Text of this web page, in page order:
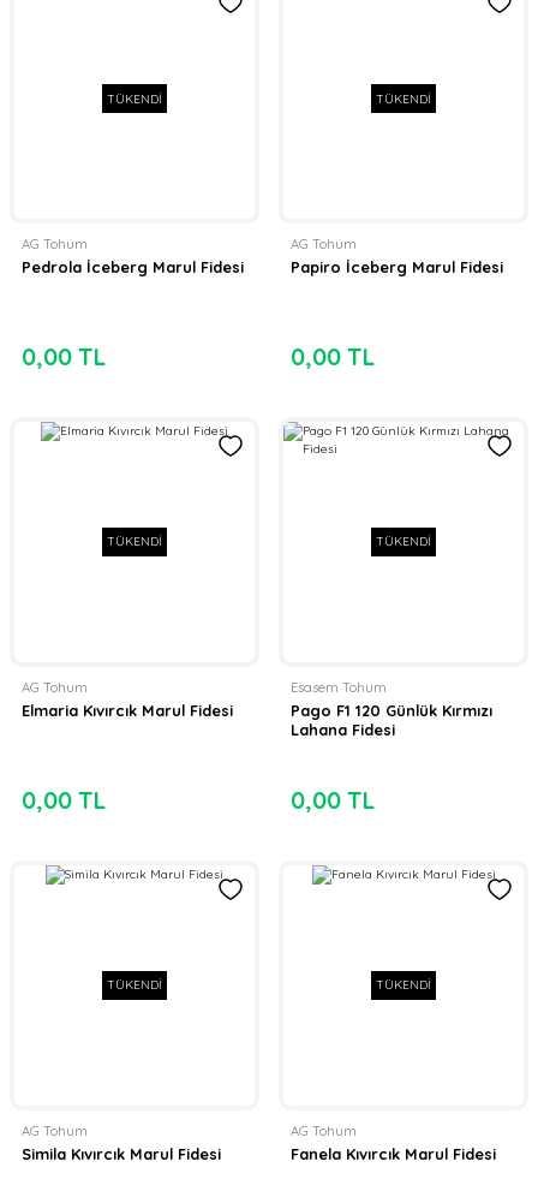
TÜKENDİ
AG Tohum
Pedrola İceberg Marul Fidesi
0,00 TL
TÜKENDİ
AG Tohum
Papiro İceberg Marul Fidesi
0,00 TL
TÜKENDİ
AG Tohum
Elmaria Kıvırcık Marul Fidesi
0,00 TL
TÜKENDİ
Esasem Tohum
Pago F1 120 Günlük Kırmızı
Lahana Fidesi
0,00 TL
TÜKENDİ
AG Tohum
Simila Kıvırcık Marul Fidesi
TÜKENDİ
AG Tohum
Fanela Kıvırcık Marul Fidesi